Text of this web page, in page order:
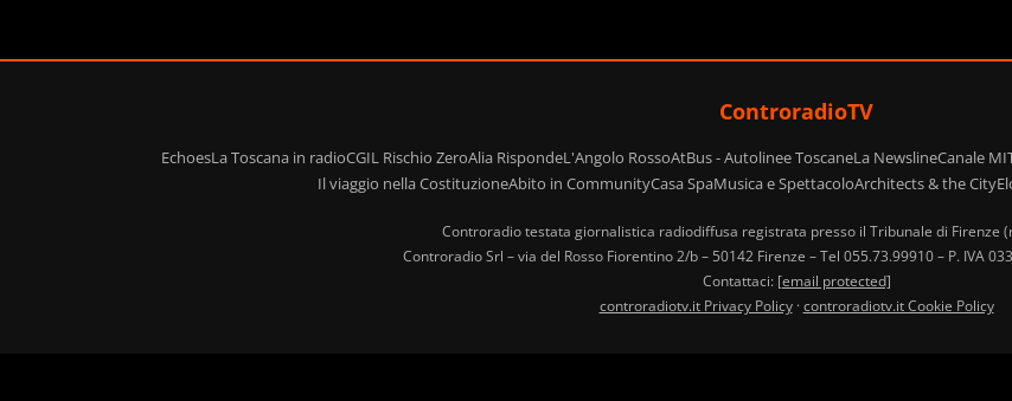
ControradioTV
EchoesLa Toscana in radioCGIL Rischio ZeroAlia RispondeL'Angolo RossoAtBus - Autolinee ToscaneLa NewslineCanale
Il viaggio nella CostituzioneAbito in CommunityCasa SpaMusica e SpettacoloArchitects & the City
Controradio testata giornalistica radiodiffusa registrata presso il Tribunale di Firenze
Controradio Srl – via del Rosso Fiorentino 2/b – 50142 Firenze – Tel 055.73.99910 – P. IVA
Contattaci: [email protected]
controradiotv.it Privacy Policy·controradiotv.it Cookie Policy